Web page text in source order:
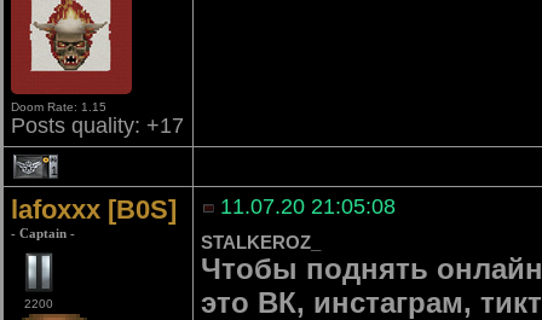
Doom Rate: 1.15
Posts quality: +17
1
lafoxxx [B0S]
- Captain -
2200
11.07.20 21:05:08
STALKEROZ_
Чтобы поднять
это ВК, инстаграм,